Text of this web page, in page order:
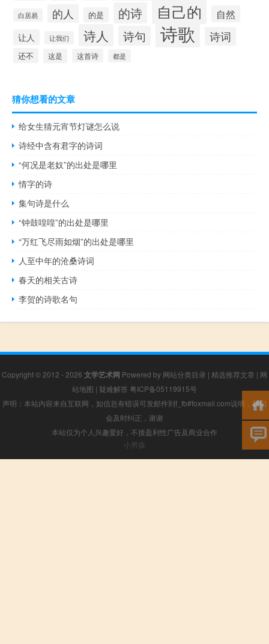
白居易 的人 的是 的诗 自己的 自然
让人 让我们 诗人 诗句 诗歌 诗词
还不 这是 这首诗 都是
猜你想看的文章
给女生猜元宵节灯谜怎么说
诗经中含有君字的诗词
“何况是老奴”的出处是哪里
情字的诗
集句诗是什么
“钟鼓喤喤”的出处是哪里
“万红飞尽雨如烟”的出处是哪里
人至中年的沧桑诗词
春天的相关古诗
李贺的诗歌名句
Copyright © 2012 - 2026 文学艺术网 Powered by 网站分类目录 | 精选推荐文章 | 网
站地图 | 疑难解答 粤ICP备05119915号
声明：本站内容来自互联网，如信息有错误可发邮件到f_fb#foxmail.com说明，我们
会及时纠正，谢谢
本站仅为个人兴趣爱好，不接盈利性广告及商业合作
小男孩